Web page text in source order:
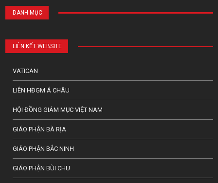
DANH MỤC
LIÊN KẾT WEBSITE
VATICAN
LIÊN HĐGM Á CHÂU
HỘI ĐỒNG GIÁM MỤC VIỆT NAM
GIÁO PHẬN BÀ RỊA
GIÁO PHẬN BẮC NINH
GIÁO PHẬN BÙI CHU